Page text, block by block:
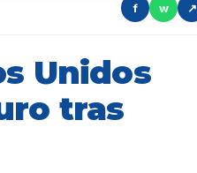
f w ↗
Unidos
tras